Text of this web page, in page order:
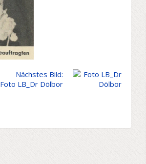
Nächstes Bild:
Foto LB_Dr Dölbor